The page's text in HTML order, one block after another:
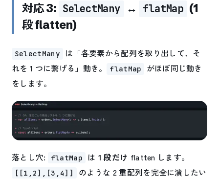
対応 3: SelectMany ↔ flatMap (1
段 flatten)
SelectMany
は「各要素から配列を取り出して、そ
れを 1 つに繋げる」動き。
flatMap
がほぼ同じ動き
をします。
落とし穴: flatMap は 1 段だけ flatten します。
[[1,2],[3,4]]
のような 2 重配列を完全に潰したい